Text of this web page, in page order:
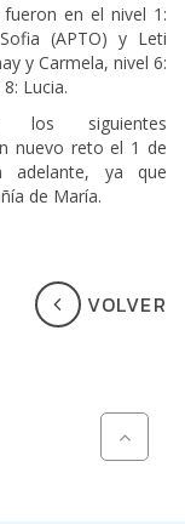
en el nivel 1:
(APTO) y Leti
y Carmela, nivel 6:
Lucia.
los siguientes
nuevo reto el 1 de
adelante, ya que
de María.
VOLVER